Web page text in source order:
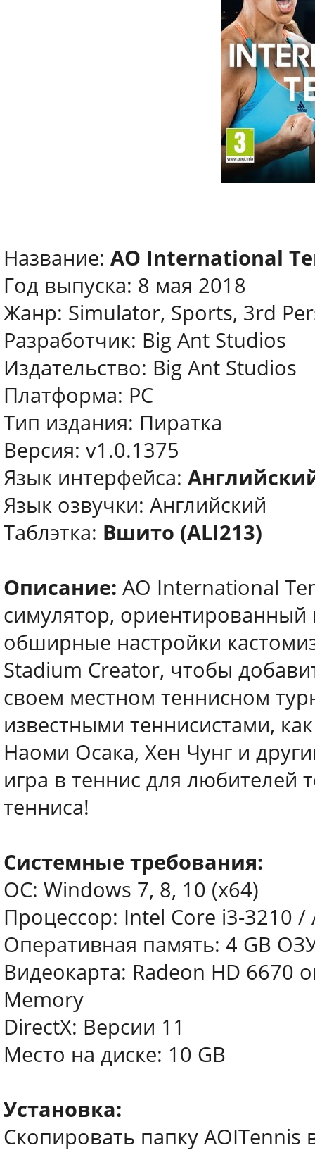
Название: AO International
Год выпуска: 8 мая 2018
Жанр: Simulator, Sports, 3rd
Разработчик: Big Ant Studios
Издательство: Big Ant Studios
Платформа: PC
Тип издания: Пиратка
Версия: v1.0.1375
Язык интерфейса:
Язык озвучки: Английский
Таблэтка: Вшито (ALI213)
Описание: AO International
симулятор,
обширные настройки
Stadium Creator, чтобы
своем местном теннисном
известными теннисистами,
Наоми Осака, Хен Чунг и
игра в теннис для любителей
тенниса!
Системные требования:
ОС: Windows 7, 8, 10 (x64)
Процессор: Intel Core i3-3210 /
Оперативная память: 4 GB
Видеокарта: Radeon HD 6670
Memory
DirectX: Версии 11
Место на диске: 10 GB
Установка:
Скопировать папку